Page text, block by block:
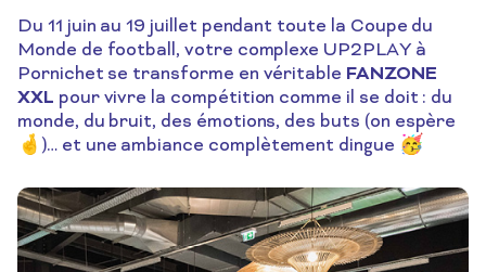
Du 11 juin au 19 juillet pendant toute la Coupe du
Monde de football, votre complexe UP2PLAY à
Pornichet se transforme en véritable FANZONE
XXL pour vivre la compétition comme il se doit : du
monde, du bruit, des émotions, des buts (on espère
🤞)… et une ambiance complètement dingue 🥳